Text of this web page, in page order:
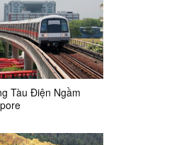
Tàu Điện Ngầm